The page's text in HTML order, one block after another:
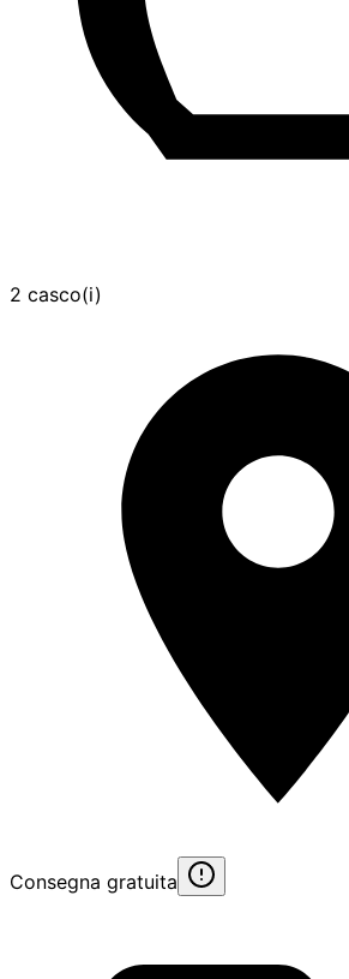
2 casco(i)
Consegna gratuita